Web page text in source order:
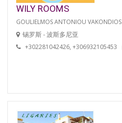
WILY ROOMS
GOULIELMOS ANTONIOU VAKONDIOS
锡罗斯 - 波斯多尼亚
+302281042426, +306932105453